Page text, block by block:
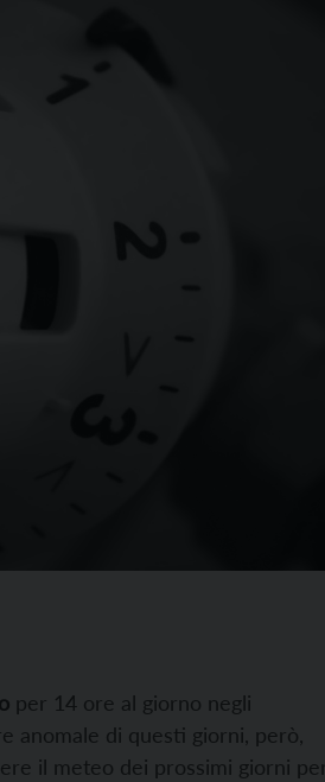
per 14 ore al giorno negli
anomale di questi giorni, però,
il meteo dei prossimi giorni